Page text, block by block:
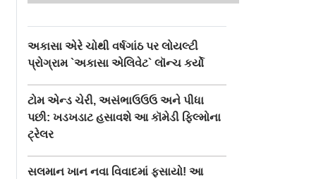
અકાસા એરે ચોથી વર્ષગાંઠ પર લોયલ્ટી
પ્રોગ્રામ `અકાસા એલિવેટ` લૉન્ચ કર્યો
ટોમ એન્ડ ચેરી, અસંભાઉઉઉ અને પીધા
પછી: ખડખડાટ હસાવશે આ કૉમેડી ફિલ્મોના
ટ્રેલર
સલમાન ખાન નવા વિવાદમાં ફસાયો! આ